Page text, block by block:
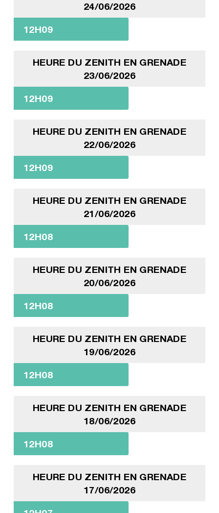
24/06/2026
12H09
HEURE DU ZENITH EN GRENADE
23/06/2026
12H09
HEURE DU ZENITH EN GRENADE
22/06/2026
12H09
HEURE DU ZENITH EN GRENADE
21/06/2026
12H08
HEURE DU ZENITH EN GRENADE
20/06/2026
12H08
HEURE DU ZENITH EN GRENADE
19/06/2026
12H08
HEURE DU ZENITH EN GRENADE
18/06/2026
12H08
HEURE DU ZENITH EN GRENADE
17/06/2026